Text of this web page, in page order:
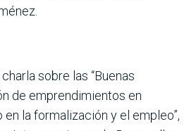
sobre las “Buenas
de empren­dimientos en
la formalización y el empleo”,